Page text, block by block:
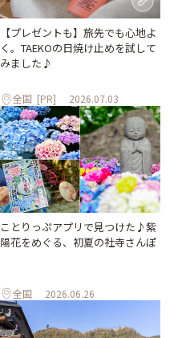
【プレゼントも】旅先でも心地よ
く。TAEKOの日焼け止めを試して
みました♪
全国 [PR] 2026.07.03
ことりっぷアプリで見つけた♪紫
陽花をめぐる、初夏の社寺さんぽ
全国 2026.06.26